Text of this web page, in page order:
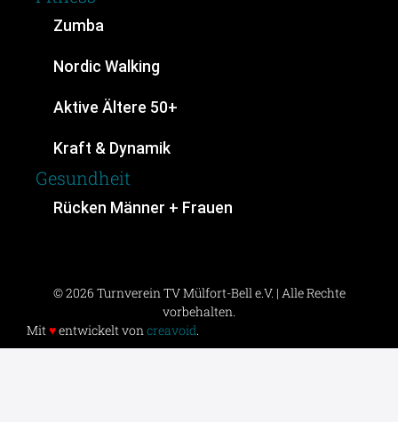
Zumba
Nordic Walking
Aktive Ältere 50+
Kraft & Dynamik
Gesundheit
Rücken Männer + Frauen
© 2026 Turnverein TV Mülfort-Bell e.V. | Alle Rechte
vorbehalten.
Mit♥entwickelt voncreavoid.